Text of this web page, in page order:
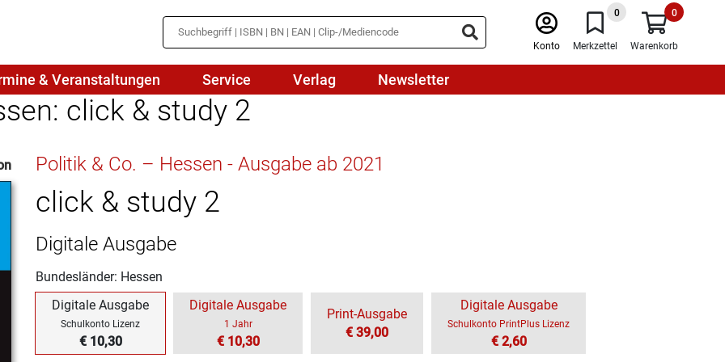
Konto
0
Merkzettel
0
Warenkorb
Medienbildung
Naturwissenschaften/NuT
Physik
Politik
Religion
Spanisch
& Veranstaltungen Service Verlag Newsletter
click & study 2
Politik & Co. – Hessen - Ausgabe ab 2021
click & study 2
Digitale Ausgabe
Bundesländer: Hessen
Digitale Ausgabe
Schulkonto Lizenz
€ 10,30
Digitale Ausgabe
1 Jahr
€ 10,30
Print-Ausgabe
€ 39,00
Digitale Ausgabe
Schulkonto PrintPlus Lizenz
€ 2,60